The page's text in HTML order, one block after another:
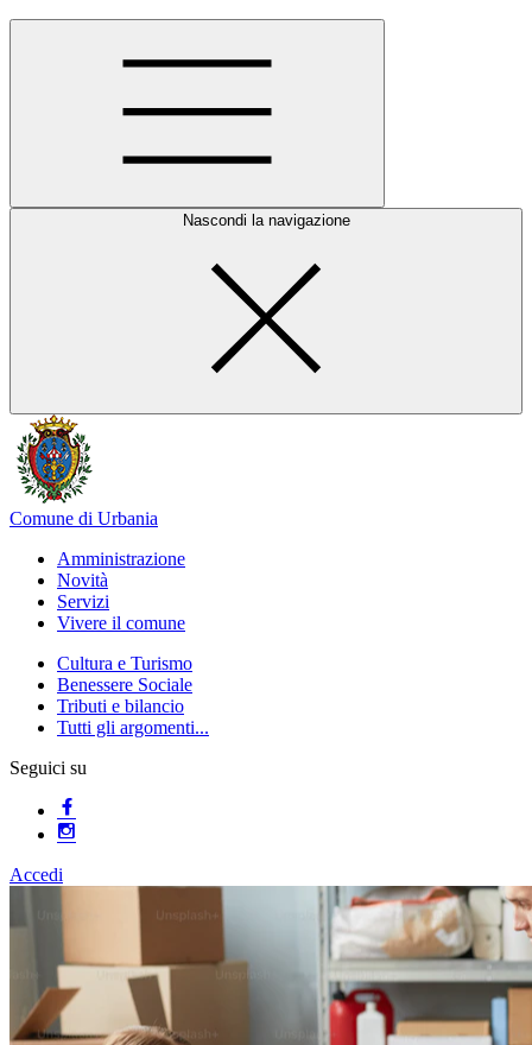
Nascondi la navigazione
Comune di Urbania
Amministrazione
Novità
Servizi
Vivere il comune
Cultura e Turismo
Benessere Sociale
Tributi e bilancio
Tutti gli argomenti...
Seguici su
Accedi